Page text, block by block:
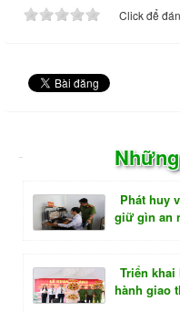
Click để
Phát huy
giữ gìn an
Triển khai
hành giao